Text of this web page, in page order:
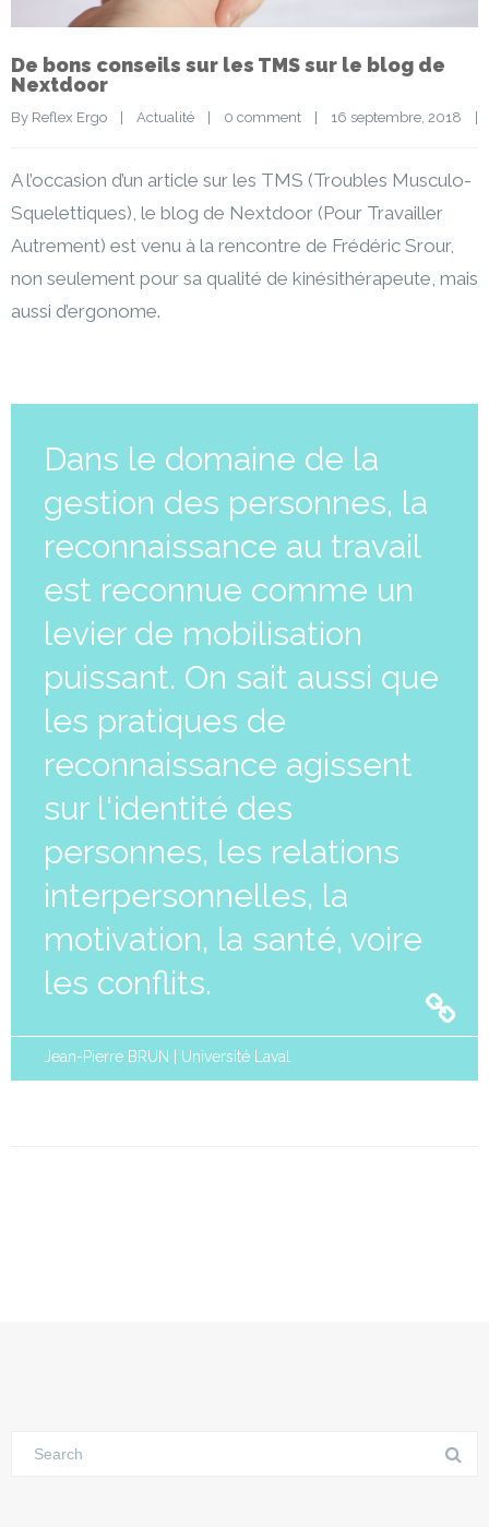
De bons conseils sur les TMS sur le blog de
Nextdoor
By Reflex Ergo | Actualité | 0 comment | 16 septembre, 2018 |
A l’occasion d’un article sur les TMS (Troubles Musculo-
Squelettiques), le blog de Nextdoor (Pour Travailler
Autrement) est venu à la rencontre de Frédéric Srour,
non seulement pour sa qualité de kinésithérapeute, mais
aussi d’ergonome.
Dans le domaine de la
gestion des personnes, la
reconnaissance au travail
est reconnue comme un
levier de mobilisation
puissant. On sait aussi que
les pratiques de
reconnaissance agissent
sur l'identité des
personnes, les relations
interpersonnelles, la
motivation, la santé, voire
les conflits.
Jean-Pierre BRUN | Université Laval